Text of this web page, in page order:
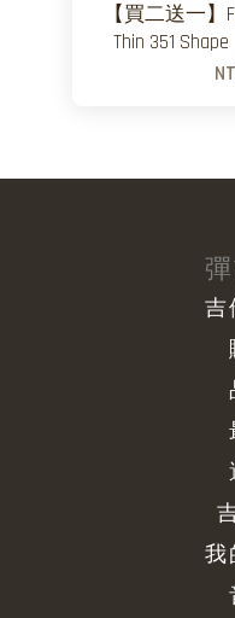
【買二送一】
Thin 351
吉
我